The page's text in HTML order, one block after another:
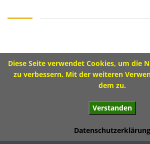
Impressum
© 2017 Ivo-Hennemann-Grundschule
Diese Seite verwendet Cookies, um die
zu verbessern. Mit der weiteren
dem zu.
Verstanden
Datenschutzerklärung